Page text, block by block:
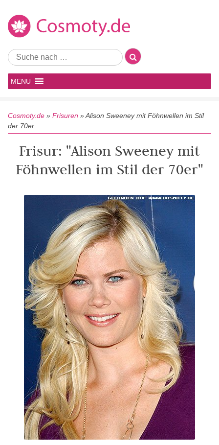
MENU
Cosmoty.de » Frisuren »Alison Sweeney mit Föhnwellen im Stil
der 70er
Frisur: "Alison Sweeney mit
Föhnwellen im Stil der 70er"